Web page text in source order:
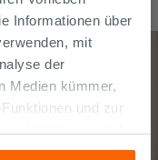
Informationen über
mit
der
Medien kümmer,
und zur
geliefert haben oder